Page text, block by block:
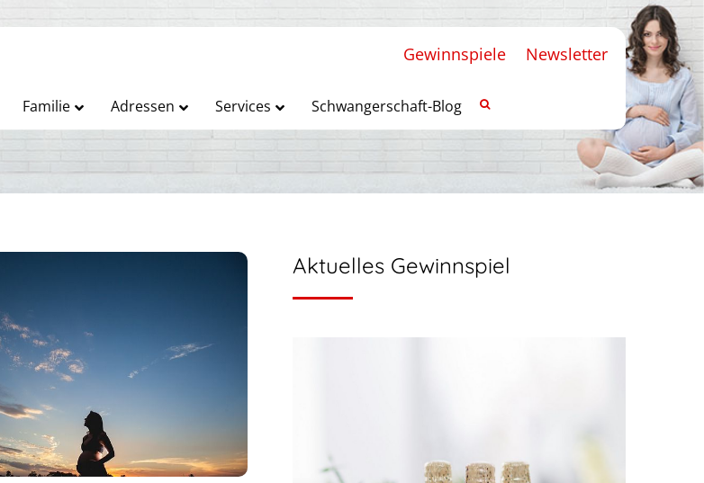
Gewinnspiele Newsletter
Familie Adressen Services Schwangerschaft-Blog
Aktuelles Gewinnspiel